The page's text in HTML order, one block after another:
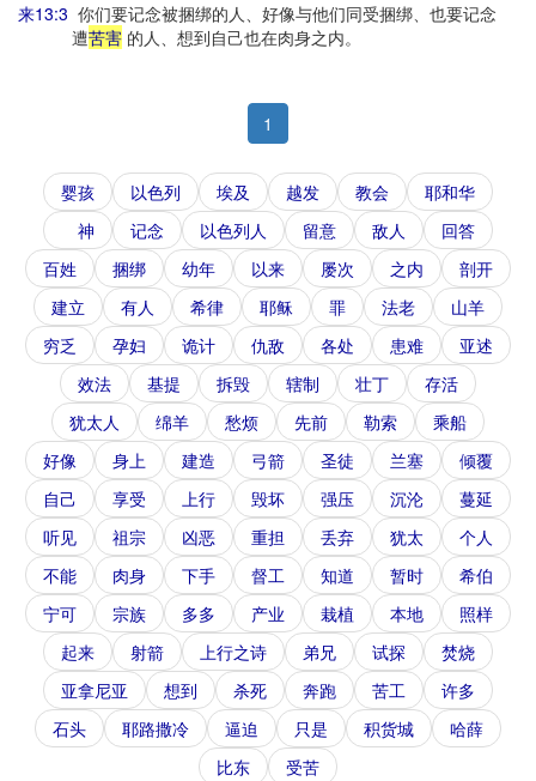
来13:3 你们要记念被捆绑的人、好像与他们同受捆绑、也要记念
遭苦害的人、想到自己也在肉身之内。
1
婴孩 以色列 埃及 越发 教会
耶和华
神
记念 以色列人 留意 敌人
回答
百姓
捆绑 幼年 以来 屡次 之内
剖开
建立
有人 希律 耶稣 罪 法老
山羊
穷乏
孕妇 诡计 仇敌 各处 患难
亚述
效法
基提 拆毁 辖制 壮丁
存活
犹太人
绵羊 愁烦 先前 勒索
乘船
好像
身上 建造 弓箭 圣徒 兰塞
倾覆
自己
享受 上行 毁坏 强压 沉沦
蔓延
听见
祖宗 凶恶 重担 丢弃 犹太
个人
不能
肉身 下手 督工 知道 暂时
希伯
宁可
宗族 多多 产业 栽植 本地
照样
起来
射箭 上行之诗 弟兄 试探
焚烧
亚拿尼亚
想到 杀死 奔跑 苦工
许多
石头
耶路撒冷 逼迫 只是 积货城
哈薛
比东
受苦